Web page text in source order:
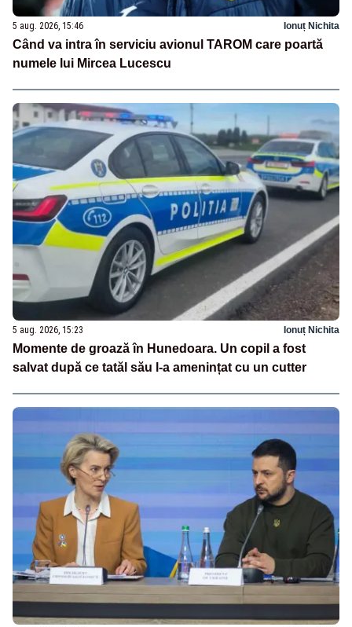
5 aug. 2026, 15:46 Ionuț Nichita
Când va intra în serviciu avionul TAROM care poartă
numele lui Mircea Lucescu
5 aug. 2026, 15:23 Ionuț Nichita
Momente de groază în Hunedoara. Un copil a fost
salvat după ce tatăl său l-a amenințat cu un cutter